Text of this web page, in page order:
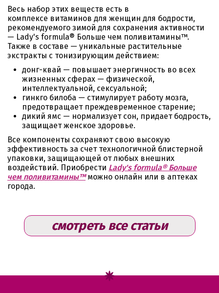
Весь набор этих веществ есть в
комплексе витаминов для женщин для бодрости,
рекомендуемого зимой для сохранения активности
— Lady's formula® Больше чем поливитамины™.
Также в составе — уникальные растительные
экстракты с тонизирующим действием:
донг-квай — повышает энергичность во всех
жизненных сферах — физической,
интеллектуальной, сексуальной;
гинкго билоба — стимулирует работу мозга,
предотвращает преждевременное старение;
дикий ямс — нормализует сон, придает бодрость,
защищает женское здоровье.
Все компоненты сохраняют свою высокую
эффективность за счет технологичной блистерной
упаковки, защищающей от любых внешних
воздействий. Приобрести Lady's formula® Больше
чем поливитамины™можно онлайн или в аптеках
города.
смотреть все статьи